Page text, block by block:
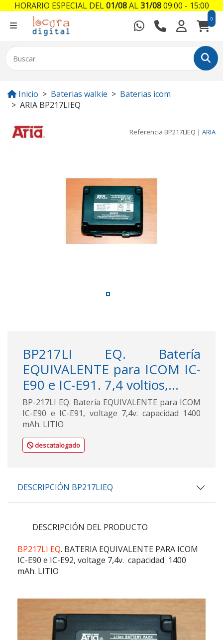
0
Inicio Baterias walkie
Baterias icom
ARIA BP217LIEQ
Referencia BP217LIEQ | ARIA
BP217LI EQ. Batería
EQUIVALENTE para ICOM IC-
E90 e IC-E91. 7,4 voltios,...
BP-217LI EQ. Batería EQUIVALENTE para ICOM
IC-E90 e IC-E91, voltage 7,4v. capacidad 1400
mAh. LITIO
descatalogado
DESCRIPCIÓN BP217LIEQ
DESCRIPCIÓN DEL PRODUCTO
BP217LI EQ. BATERIA EQUIVALENTE PARA ICOM
IC-E90 e IC-E92, voltage 7,4v. capacidad 1400
mAh. LITIO
HORARIO ESPECIAL DEL01/08AL31/0809:00 - 15:00